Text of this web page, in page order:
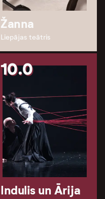
Žanna
Liepājas teātris
10.0
Indulis un Ārija